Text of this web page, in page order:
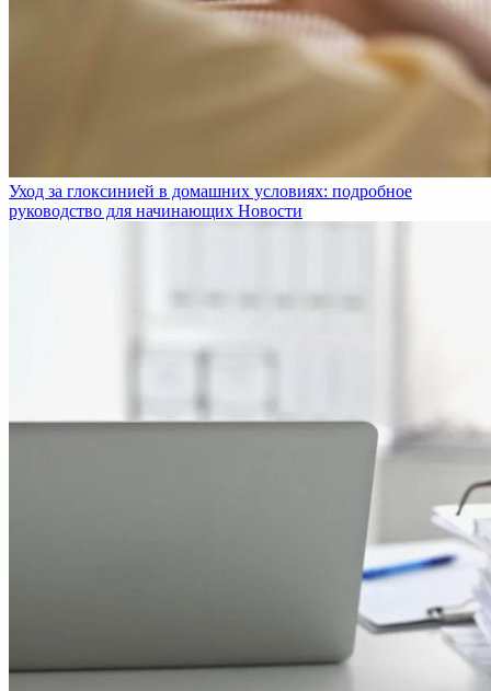
Уход за глоксинией в домашних условиях: подробное
руководство для начинающих Новости